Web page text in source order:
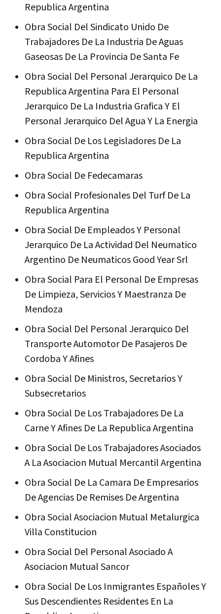
Republica Argentina
Obra Social Del Sindicato Unido De
Trabajadores De La Industria De Aguas
Gaseosas De La Provincia De Santa Fe
Obra Social Del Personal Jerarquico De La
Republica Argentina Para El Personal
Jerarquico De La Industria Grafica Y El
Personal Jerarquico Del Agua Y La Energia
Obra Social De Los Legisladores De La
Republica Argentina
Obra Social De Fedecamaras
Obra Social Profesionales Del Turf De La
Republica Argentina
Obra Social De Empleados Y Personal
Jerarquico De La Actividad Del Neumatico
Argentino De Neumaticos Good Year Srl
Obra Social Para El Personal De Empresas
De Limpieza, Servicios Y Maestranza De
Mendoza
Obra Social Del Personal Jerarquico Del
Transporte Automotor De Pasajeros De
Cordoba Y Afines
Obra Social De Ministros, Secretarios Y
Subsecretarios
Obra Social De Los Trabajadores De La
Carne Y Afines De La Republica Argentina
Obra Social De Los Trabajadores Asociados
A La Asociacion Mutual Mercantil Argentina
Obra Social De La Camara De Empresarios
De Agencias De Remises De Argentina
Obra Social Asociacion Mutual Metalurgica
Villa Constitucion
Obra Social Del Personal Asociado A
Asociacion Mutual Sancor
Obra Social De Los Inmigrantes Españoles Y
Sus Descendientes Residentes En La